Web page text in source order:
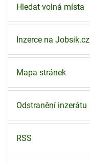
Hledat volná místa
Inzerce na Jobsik.cz
Mapa stránek
Odstranění inzerátu
RSS